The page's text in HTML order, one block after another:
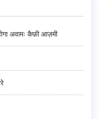
अवामः कैफ़ी आज़मी